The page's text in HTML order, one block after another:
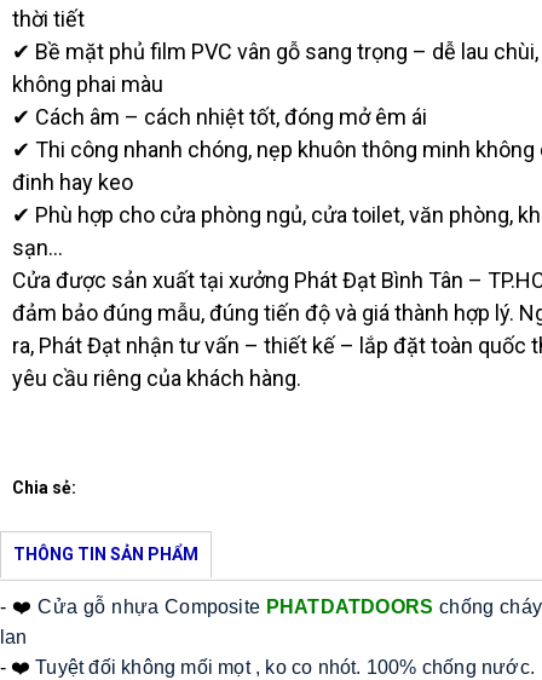
thời tiết
✔ Bề mặt phủ film PVC vân gỗ sang trọng – dễ lau chùi,
không phai màu
✔ Cách âm – cách nhiệt tốt, đóng mở êm ái
✔ Thi công nhanh chóng, nẹp khuôn thông minh không
đinh hay keo
✔ Phù hợp cho cửa phòng ngủ, cửa toilet, văn phòng,
sạn…
Cửa được sản xuất tại xưởng Phát Đạt Bình Tân –
đảm bảo đúng mẫu, đúng tiến độ và giá thành hợp lý.
ra, Phát Đạt nhận tư vấn – thiết kế – lắp đặt toàn quốc
yêu cầu riêng của khách hàng.
Chia sẻ:
THÔNG TIN SẢN PHẨM
- ❤️ Cửa gỗ nhựa Composite PHATDATDOORS chống cháy
lan
- ❤️ Tuyệt đối không mối mọt , ko co nhót. 100% chống nước.